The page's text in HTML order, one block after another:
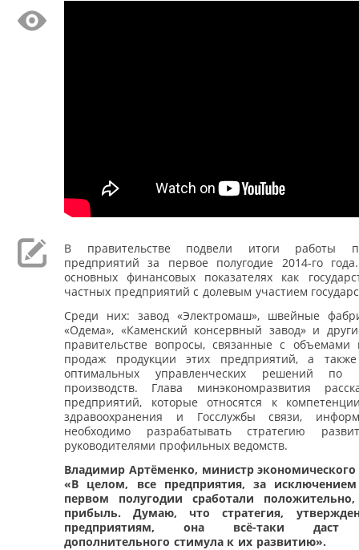
В правительстве подвели итоги работы
предприятий за первое полугодие 2014-го
основных финансовых показателях как
частных предприятий с долевым участием
Среди них: завод «Электромаш», швейные
«Одема», «Каменский консервный завод» и
правительстве вопросы, связанные с объемами
продаж продукции этих предприятий, а
оптимальных управленческих решений по
производств. Глава минэкономразвития
предприятий, которые относятся к
здравоохранения и Госслужбы связи,
необходимо разрабатывать стратегию
руководителями профильных ведомств.
Владимир Артёменко, министр
«В целом, все предприятия, за
первом полугодии сработали положительно,
прибыль. Думаю, что стратегия,
предприятиям, она всё-таки даст
дополнительного стимула к их развитию».